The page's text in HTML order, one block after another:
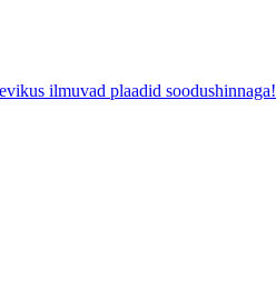
ilmuvad plaadid soodushinnaga!